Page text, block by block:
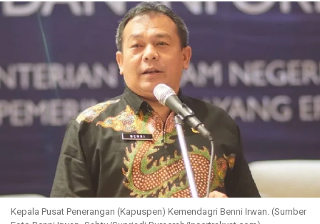
Kepala Pusat Penerangan (Kapuspen) Kemendagri Benni Irwan. (Sumber